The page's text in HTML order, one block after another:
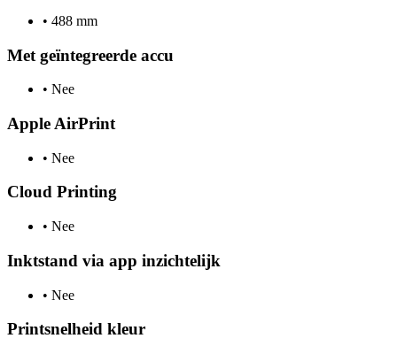
• 488 mm
Met geïntegreerde accu
• Nee
Apple AirPrint
• Nee
Cloud Printing
• Nee
Inktstand via app inzichtelijk
• Nee
Printsnelheid kleur